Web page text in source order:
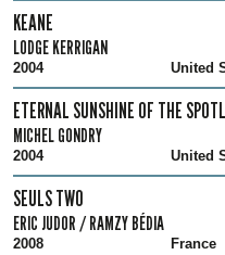
KEANE
LODGE KERRIGAN
2004 United
ETERNAL SUNSHINE OF THE
MICHEL GONDRY
2004 United
SEULS TWO
ERIC JUDOR / RAMZY BÉDIA
2008 France